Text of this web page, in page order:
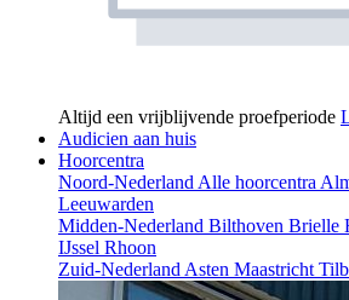
Altijd een vrijblijvende proefperiode
Audicien aan huis
Hoorcentra
Noord-NederlandAlle hoorcentra
Leeuwarden
Midden-Nederland Bilthoven Brielle
IJssel Rhoon
Zuid-NederlandAsten Maastricht